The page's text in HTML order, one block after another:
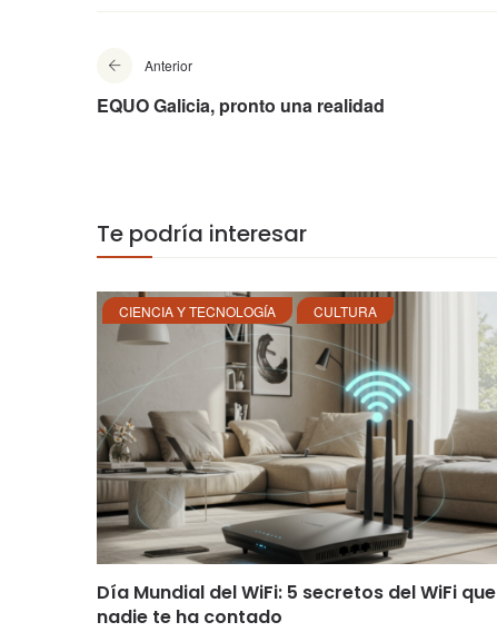
Anterior
EQUO Galicia, pronto una realidad
Te podría interesar
CIENCIA Y TECNOLOGÍA CULTURA
Día Mundial del WiFi: 5 secretos del WiFi que
nadie te ha contado